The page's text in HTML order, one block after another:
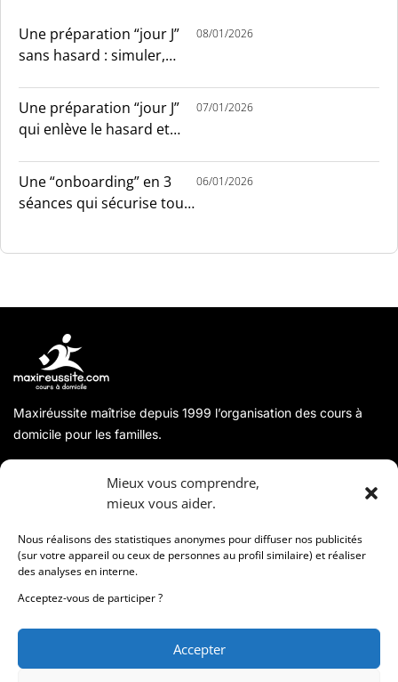
Mieux vous comprendre,
mieux vous aider.
Nous réalisons des statistiques anonymes pour diffuser nos publicités
(sur votre appareil ou ceux de personnes au profil similaire) et réaliser
des analyses en interne.
Acceptez-vous de participer ?
Accepter
Une préparation “jour J”
sans hasard : simuler,
08/01/2026
Une préparation “jour J”
qui enlève le hasard et
07/01/2026
Une “onboarding” en 3
séances qui sécurise tout
06/01/2026
Maxiréussite maîtrise depuis 1999 l’organisation des cours à
domicile pour les familles.
Coordonnées